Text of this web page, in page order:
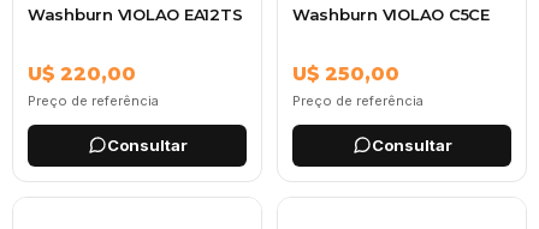
Washburn VIOLAO EA12TS
U$ 220,00
Preço de referência
Consultar
Washburn VIOLAO C5CE
U$ 250,00
Preço de referência
Consultar